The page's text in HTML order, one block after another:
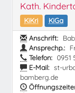
Kath.
KiKri
KiGa
Anschrift:
Ansprechp.:
Telefon: 0951
E-Mail: st-
bamberg.de